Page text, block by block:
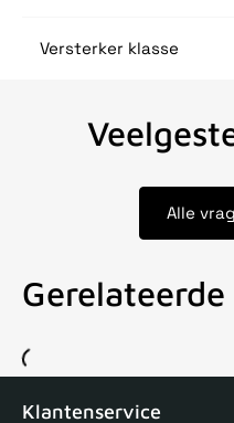
Versterker klasse
Alle
Voor 15uur besteld, zelfde
Klantenservice